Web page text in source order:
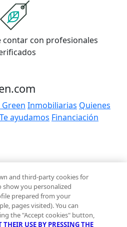
contar con profesionales
Inmobiliarias Quienes
Te ayudamos Financiación
and third-party cookies for
show you personalized
prepared from your
pages visited). You can
the "Accept cookies" button,
THEIR USE BY PRESSING THE